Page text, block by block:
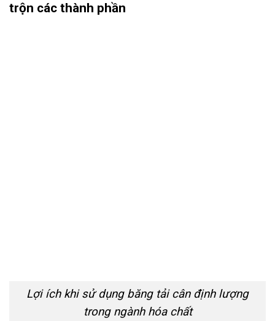
trộn các thành phần
Lợi ích khi sử dụng băng tải cân định lượng
trong ngành hóa chất